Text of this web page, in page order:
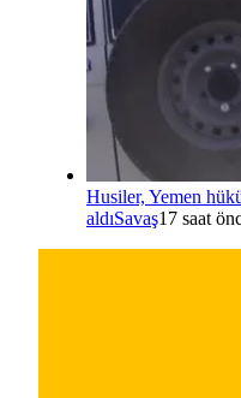
Husiler, Yemen
aldıSavaş17 saat